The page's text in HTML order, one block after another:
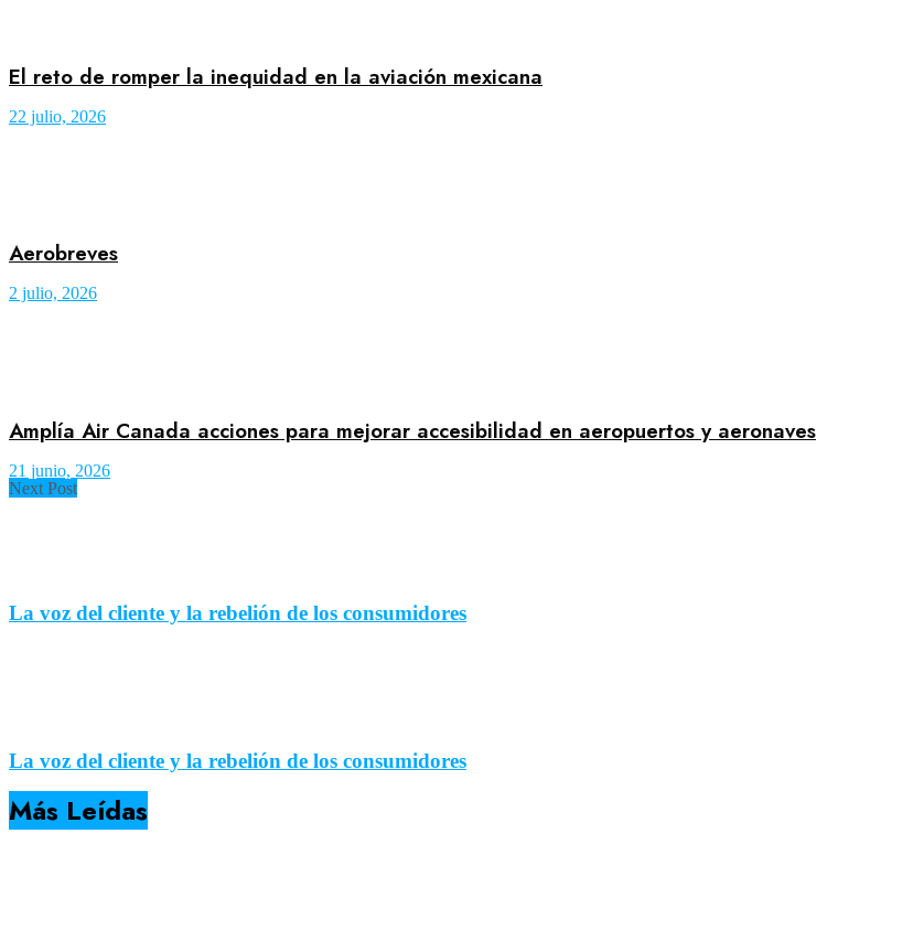
El reto de romper la inequidad en la aviación mexicana
22 julio, 2026
Aerobreves
2 julio, 2026
Amplía Air Canada acciones para mejorar accesibilidad en aeropuertos y aeronaves
21 junio, 2026
Next Post
La voz del cliente y la rebelión de los consumidores
La voz del cliente y la rebelión de los consumidores
Más Leídas